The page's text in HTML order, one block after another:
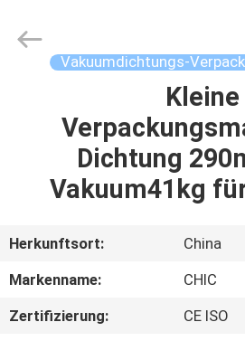
HAUSE
PRODUKTE
ÜBER
UNS
Vakuumdichtungs-
Kleine
Dichtung
Vakuum41kg
Herkunftsort:
China
Markenname:
CHIC
Zertifizierung:
CE ISO